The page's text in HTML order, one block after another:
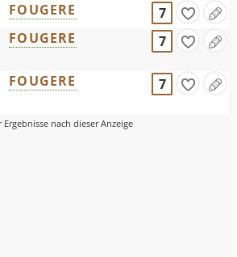
FOUGERE
7
FOUGERE 7
FOUGERE 7